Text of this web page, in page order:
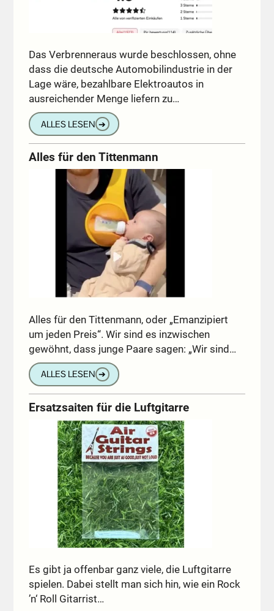
Das Verbrenneraus wurde beschlossen, ohne
dass die deutsche Automobilindustrie in der
Lage wäre, bezahlbare Elektroautos in
ausreichender Menge liefern zu…
ALLES LESEN ➔
Alles für den Tittenmann
Alles für den Tittenmann, oder „Emanzipiert
um jeden Preis“. Wir sind es inzwischen
gewöhnt, dass junge Paare sagen: „Wir sind…
ALLES LESEN ➔
Ersatzsaiten für die Luftgitarre
Es gibt ja offenbar ganz viele, die Luftgitarre
spielen. Dabei stellt man sich hin, wie ein Rock
’n‘ Roll Gitarrist…